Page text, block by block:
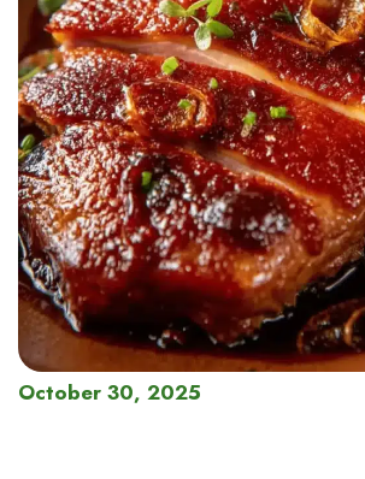
October 30, 2025